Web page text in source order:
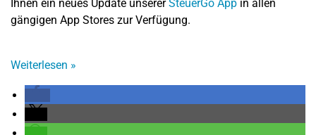
Ihnen ein neues Update unsererSteuerGo App in allen
gängigen App Stores zur Verfügung.
Weiterlesen »